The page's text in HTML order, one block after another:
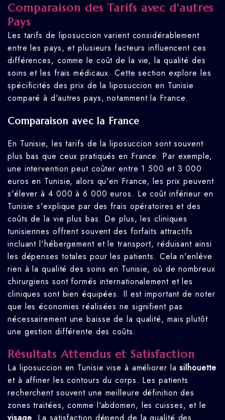
Comparaison des Tarifs avec d'autres
Pays
Les tarifs de liposuccion varient considérablement
entre les pays, et plusieurs facteurs influencent ces
différences, comme le coût de la vie, la qualité des
soins et les frais médicaux. Cette section explore les
spécificités des prix de la liposuccion en Tunisie
comparé à d'autres pays, notamment la France.
Comparaison avec la France
En Tunisie, les tarifs de la liposuccion sont souvent
plus bas que ceux pratiqués en France. Par exemple,
une intervention peut coûter entre 1 500 et 3 000
euros en Tunisie, alors qu'en France, les prix peuvent
s'élever à 4 000 à 6 000 euros. Le coût inférieur en
Tunisie s'explique par des frais opératoires et des
coûts de la vie plus bas. De plus, les cliniques
tunisiennes offrent souvent des forfaits attractifs
incluant l'hébergement et le transport, réduisant ainsi
les dépenses totales pour les patients. Cela n'enlève
rien à la qualité des soins en Tunisie, où de nombreux
chirurgiens sont formés internationalement et les
cliniques sont bien équipées. Il est important de noter
que les économies réalisées ne signifient pas
nécessairement une baisse de la qualité, mais plutôt
une gestion différente des coûts.
Résultats Attendus et Satisfaction
La liposuccion en Tunisie vise à améliorer lasilhouette
et à affiner les contours du corps. Les patients
recherchent souvent une meilleure définition des
zones traitées, comme l'abdomen, les cuisses, et le
visage. La satisfaction dépend de la qualité des